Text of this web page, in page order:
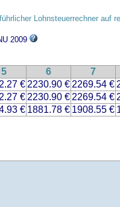
Lohnsteuerrechner auf
2009
5 6 7
€ 2230.90 € 2269.54 €
€ 2230.90 € 2269.54 €
€ 1881.78 € 1908.55 €